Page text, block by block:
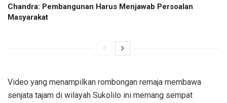
Chandra: Pembangunan Harus Menjawab Persoalan
Masyarakat
Video yang menampilkan rombongan remaja membawa
senjata tajam di wilayah Sukolilo ini memang sempat